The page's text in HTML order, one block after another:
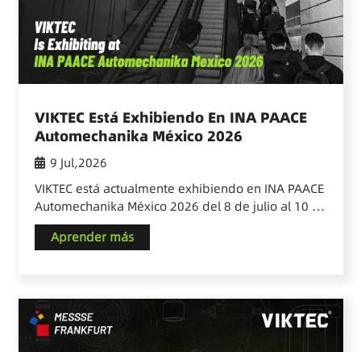
VIKTEC Está Exhibiendo En INA PAACE
Automechanika México 2026
9 Jul,2026
VIKTEC está actualmente exhibiendo en INA PAACE
Automechanika México 2026 del 8 de julio al 10 de
julio de 2026. Invitamos sinceramente a clientes,
distribuidores, mayoristas y profesionales de la
Aprender más